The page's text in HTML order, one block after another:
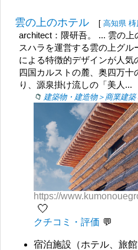
雲の上のホテル [ 高知県 梼
architect：隈研吾。 ... 雲の
スハラを運営する雲の上グ
による特徴的デザインが人
四国カルストの麓、奥四万十
り、源泉掛け流しの「美人...
建築物・建造物＞商業建
https://
🤍
クチコミ・評価
宿泊施設（ホテル、旅館